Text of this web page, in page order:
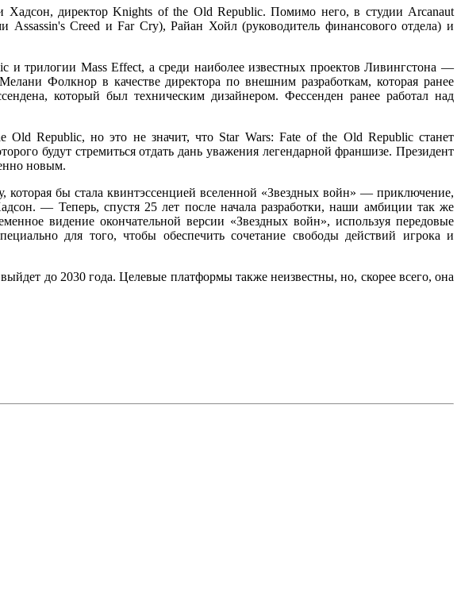
Хадсон, директор Knights of the Old Republic. Помимо него, в студии Arcanaut
Assassin's Creed и Far Cry), Райан Хойл (руководитель финансового отдела) и
и трилогии Mass Effect, а среди наиболее известных проектов Ливингстона —
Фолкнор в качестве директора по внешним разработкам, которая ранее
который был техническим дизайнером. Фессенден ранее работал над
Republic, но это не значит, что Star Wars: Fate of the Old Republic станет
будут стремиться отдать дань уважения легендарной франшизе. Президент
новым.
бы стала квинтэссенцией вселенной «Звездных войн» — приключение,
— Теперь, спустя 25 лет после начала разработки, наши амбиции так же
видение окончательной версии «Звездных войн», используя передовые
для того, чтобы обеспечить сочетание свободы действий игрока и
до 2030 года. Целевые платформы также неизвестны, но, скорее всего, она